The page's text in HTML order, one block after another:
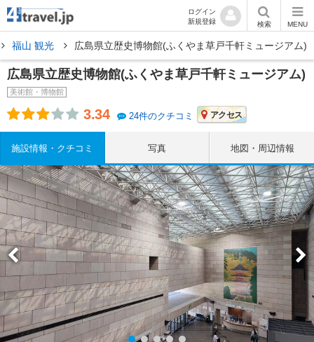
ログイン
新規登録
検索 MENU
福山 観光 広島県立歴史博物館(ふくやま草戸千軒ミュージアム)
広島県立歴史博物館(ふくやま草戸千軒ミュージアム)
美術館・博物館
3.34 24件のクチコミ アクセス
施設情報・クチコミ 写真 地図・周辺情報